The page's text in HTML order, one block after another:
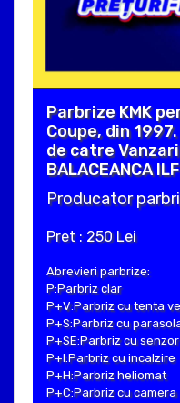
Parbrize KMK
Coupe, din
de catre
BALACEANCA
Producator
Pret : 250 Lei
Abrevieri parbrize:
P:Parbriz clar
P+V:Parbriz cu tenta
P+S:Parbriz cu
P+SE:Parbriz cu senzor
P+I:Parbriz cu incalzire
P+H:Parbriz heliomat
P+C:Parbriz cu camera